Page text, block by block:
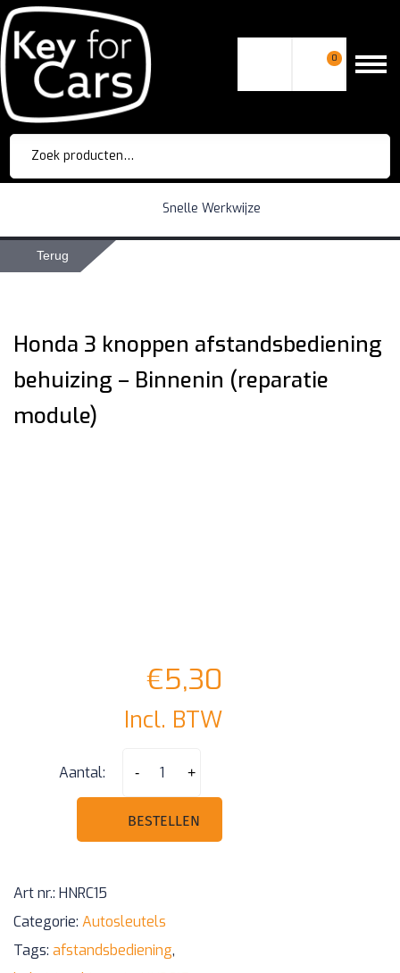
0
Zoeken
naar:
Snelle Werkwijze
Terug
Honda 3 knoppen afstandsbediening
behuizing – Binnenin (reparatie
module)
€5,30
Incl. BTW
Aantal: -
knoppen
afstandsbediening
Binnenin
(reparatie
+
BESTELLEN
Art nr.: HNRC15
Categorie: Autosleutels
Tags: afstandsbediening,